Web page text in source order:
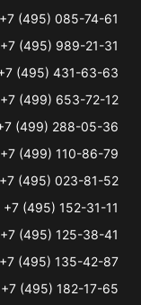
+7 (495) 085-74-61
+7 (495) 989-21-31
(495) 431-63-63
+7 (499) 653-72-12
(499) 288-05-36
+7 (499) 110-86-79
+7 (495) 023-81-52
+7 (495) 152-31-11
+7 (495) 125-38-41
+7 (495) 135-42-87
+7 (495) 182-17-65